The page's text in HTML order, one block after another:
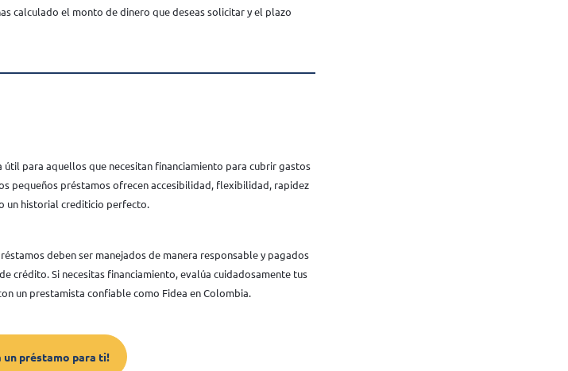
calculado el monto de dinero que deseas solicitar y el plazo
para aquellos que necesitan financiamiento para cubrir gastos
pequeños préstamos ofrecen accesibilidad, flexibilidad, rapidez
un historial crediticio perfecto.
deben ser manejados de manera responsable y pagados
crédito. Si necesitas financiamiento, evalúa cuidadosamente tus
un prestamista confiable como Fidea en Colombia.
un préstamo para ti!